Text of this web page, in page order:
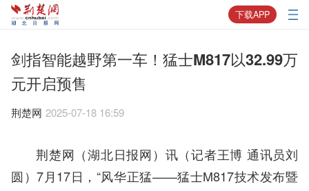
下载APP
剑指智能越野第一车！猛士M817以32.99万
元开启预售
荆楚网 2025-07-18 16:59
荆楚网（湖北日报网）讯（记者王博 通讯员刘
圆）7月17日，“风华正猛——猛士M817技术发布暨